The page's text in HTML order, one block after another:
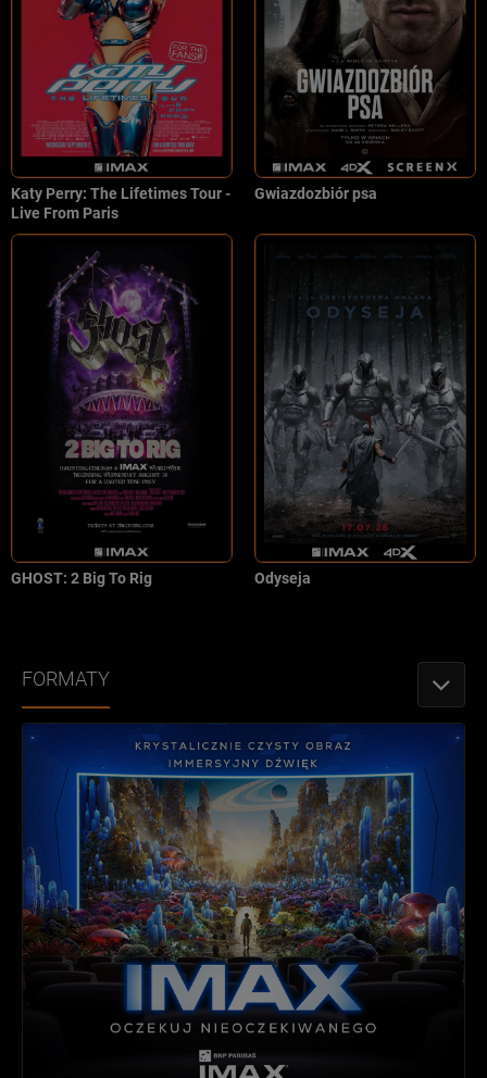
Katy Perry: The Lifetimes Tour -
Live From Paris
Gwiazdozbiór psa
GHOST: 2 Big To Rig Odyseja
FORMATY